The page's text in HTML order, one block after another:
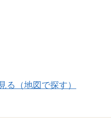
る（地図で探す）